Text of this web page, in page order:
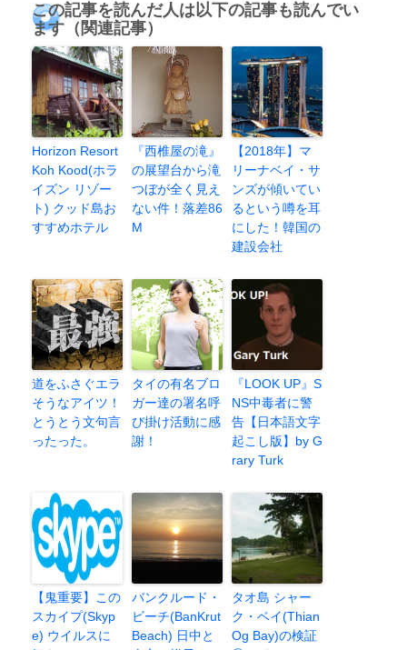
この記事を読んだ人は以下の記事も読んでい
ます（関連記事）
Horizon Resort
Koh Kood(ホラ
イズン リゾー
ト) クッド島お
すすめホテル
『西椎屋の滝』
の展望台から滝
つぼが全く見え
ない件！落差86
M
【2018年】マ
リーナベイ・サ
ンズが傾いてい
るという噂を耳
にした！韓国の
建設会社
道をふさぐエラ
そうなアイツ！
とうとう文句言
ったった。
タイの有名ブロ
ガー達の署名呼
び掛け活動に感
謝！
『LOOK UP』S
NS中毒者に警
告【日本語文字
起こし版】by G
rary Turk
【鬼重要】この
スカイプ(Skyp
e) ウイルスに
バンクルード・
ビーチ(BanKrut
Beach) 日中と
タオ島 シャー
ク・ベイ(Thian
Og Bay)の検証